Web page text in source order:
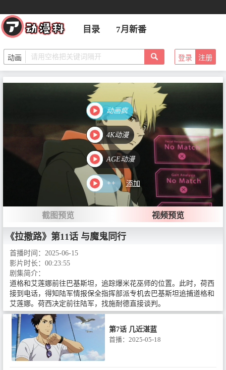
目录 7月新番
登录 注册
动画疯
4K动漫
AGE动漫
++ 添加
截图预览 视频预览
《拉撒路》第11话 与魔鬼同行
首播时间： 2025-06-15
影片时长： 00:23:55
剧集简介：
道格和艾莲娜前往巴基斯坦，追踪爆米花巫师的位置。此时，荷西
接到电话，得知陆军情报保全指挥部派专机去巴基斯坦追捕道格和
艾莲娜。荷西决定前往陆军，找施耐德直接谈判。
首播：2025-04-20
第4话 别停下舞步
首播：2025-04-27
第5话 华丽虚无
首播：2025-05-04
第7话 几近湛蓝
首播：2025-05-18